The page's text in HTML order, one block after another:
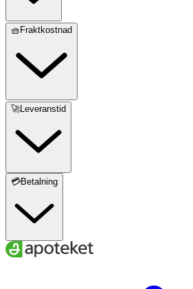
🧺Fraktkostnad
🚀Leveranstid
💳Betalning